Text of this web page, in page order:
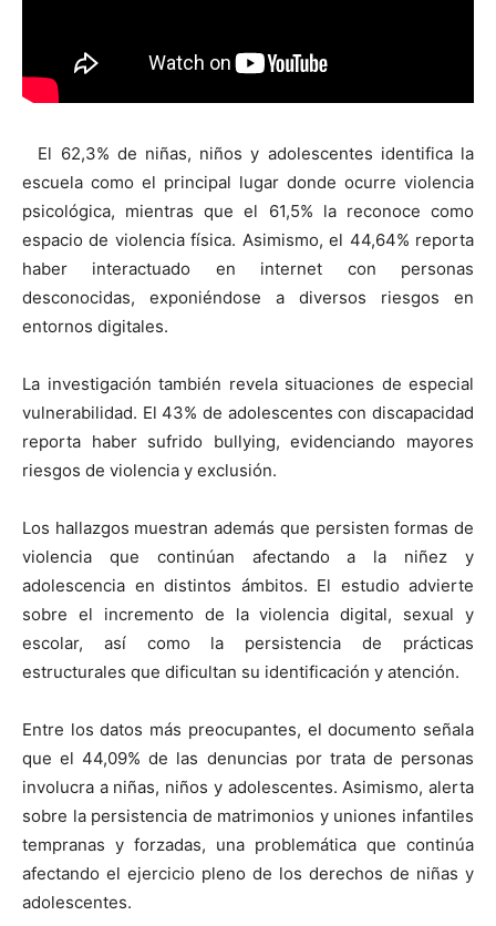
El 62,3% de niñas, niños y adolescentes identifica la
escuela como el principal lugar donde ocurre violencia
psicológica, mientras que el 61,5% la reconoce como
espacio de violencia física. Asimismo, el 44,64% reporta
haber interactuado en internet con personas
desconocidas, exponiéndose a diversos riesgos en
entornos digitales.
La investigación también revela situaciones de especial
vulnerabilidad. El 43% de adolescentes con discapacidad
reporta haber sufrido bullying, evidenciando mayores
riesgos de violencia y exclusión.
Los hallazgos muestran además que persisten formas de
violencia que continúan afectando a la niñez y
adolescencia en distintos ámbitos. El estudio advierte
sobre el incremento de la violencia digital, sexual y
escolar, así como la persistencia de prácticas
estructurales que dificultan su identificación y atención.
Entre los datos más preocupantes, el documento señala
que el 44,09% de las denuncias por trata de personas
involucra a niñas, niños y adolescentes. Asimismo, alerta
sobre la persistencia de matrimonios y uniones infantiles
tempranas y forzadas, una problemática que continúa
afectando el ejercicio pleno de los derechos de niñas y
adolescentes.